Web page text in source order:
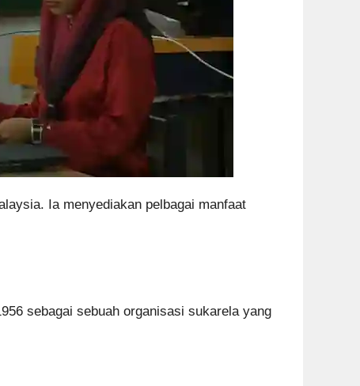
Ia menyediakan pelbagai manfaat
sebagai sebuah organisasi sukarela yang